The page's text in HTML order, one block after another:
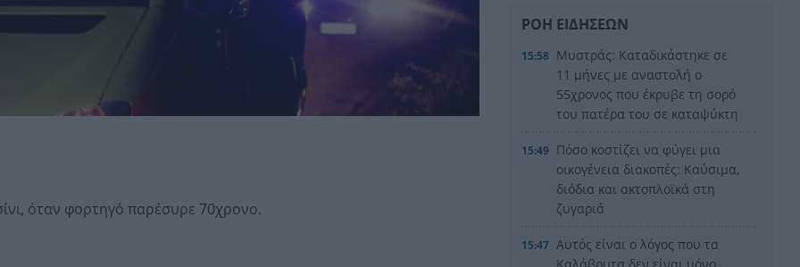
όταν φορτηγό παρέσυρε 70χρονο.
ΡΟΗ ΕΙΔΗΣΕΩΝ
15:58 Μυστράς: Καταδικάστηκε σε
11 μήνες με αναστολή ο
55χρονος που έκρυβε τη σορό
του πατέρα του σε καταψύκτη
15:49 Πόσο κοστίζει να φύγει μια
οικογένεια διακοπές: Καύσιμα,
διόδια και ακτοπλοϊκά στη
ζυγαριά
15:47 Αυτός είναι ο λόγος που τα